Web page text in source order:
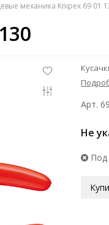
механика Knipex 69 01
Арт.
Не
Под